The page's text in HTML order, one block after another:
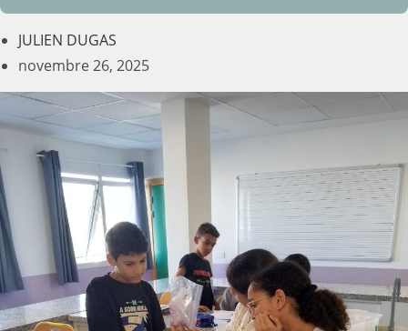
JULIEN DUGAS
novembre 26, 2025